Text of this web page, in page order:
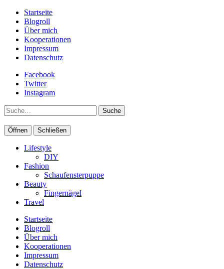
Startseite
Blogroll
Über mich
Kooperationen
Impressum
Datenschutz
Facebook
Twitter
Instagram
Suche
Öffnen Schließen
Lifestyle
DIY
Fashion
Schaufensterpuppe
Beauty
Fingernägel
Travel
Startseite
Blogroll
Über mich
Kooperationen
Impressum
Datenschutz